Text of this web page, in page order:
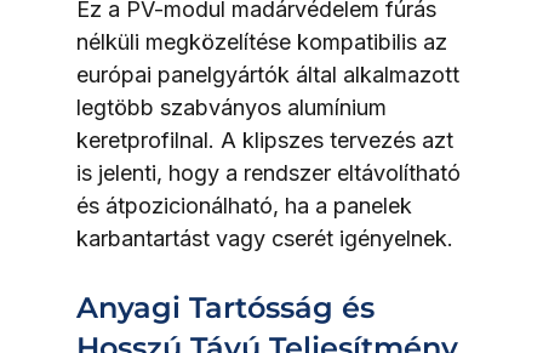
Ez a PV-modul madárvédelem fúrás
nélküli megközelítése kompatibilis az
európai panelgyártók által alkalmazott
legtöbb szabványos alumínium
keretprofilnal. A klipszes tervezés azt
is jelenti, hogy a rendszer eltávolítható
és átpozicionálható, ha a panelek
karbantartást vagy cserét igényelnek.
Anyagi Tartósság és